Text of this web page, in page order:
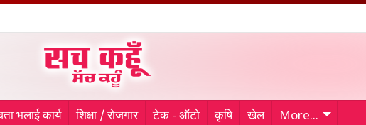
भलाई कार्य शिक्षा / रोजगार टेक - ऑटो कृषि खेल More...